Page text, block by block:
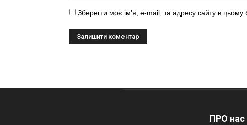
Зберегти моє ім'я, e-mail, та адресу сайту в цьому
ПРО нас